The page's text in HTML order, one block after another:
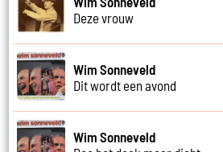
Deze vrouw
Wim Sonneveld
Dit wordt een avond
Wim Sonneveld